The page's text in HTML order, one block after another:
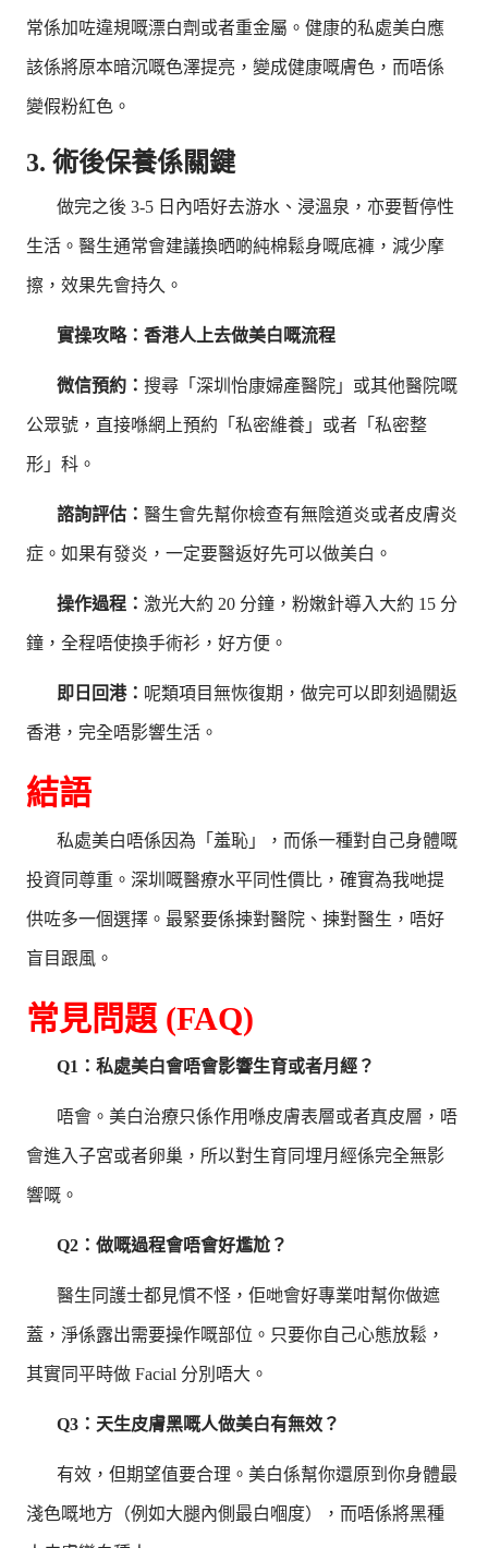
常係加咗違規嘅漂白劑或者重金屬。健康的私處美白應
該係將原本暗沉嘅色澤提亮，變成健康嘅膚色，而唔係
變假粉紅色。
3. 術後保養係關鍵
做完之後 3-5 日內唔好去游水、浸溫泉，亦要暫停性
生活。醫生通常會建議換晒啲純棉鬆身嘅底褲，減少摩
擦，效果先會持久。
實操攻略：香港人上去做美白嘅流程
微信預約：搜尋「深圳怡康婦產醫院」或其他醫院嘅
公眾號，直接喺網上預約「私密維養」或者「私密整
形」科。
諮詢評估：醫生會先幫你檢查有無陰道炎或者皮膚炎
症。如果有發炎，一定要醫返好先可以做美白。
操作過程：激光大約 20 分鐘，粉嫩針導入大約 15 分
鐘，全程唔使換手術衫，好方便。
即日回港： 呢類項目無恢復期，做完可以即刻過關返
香港，完全唔影響生活。
結語
私處美白唔係因為「羞恥」，而係一種對自己身體嘅
投資同尊重。深圳嘅醫療水平同性價比，確實為我哋提
供咗多一個選擇。最緊要係揀對醫院、揀對醫生，唔好
盲目跟風。
常見問題 (FAQ)
Q1：私處美白會唔會影響生育或者月經？
唔會。美白治療只係作用喺皮膚表層或者真皮層，唔
會進入子宮或者卵巢，所以對生育同埋月經係完全無影
響嘅。
Q2：做嘅過程會唔會好尷尬？
醫生同護士都見慣不怪，佢哋會好專業咁幫你做遮
蓋，淨係露出需要操作嘅部位。只要你自己心態放鬆，
其實同平時做 Facial 分別唔大。
Q3：天生皮膚黑嘅人做美白有無效？
有效，但期望值要合理。美白係幫你還原到你身體最
淺色嘅地方（例如大腿內側最白嗰度），而唔係將黑種